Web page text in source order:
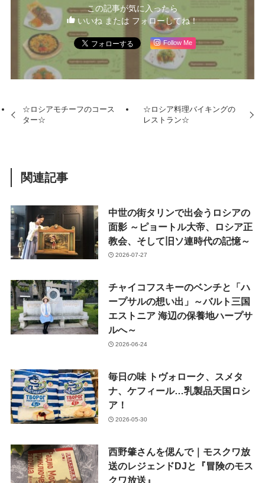
この記事が気に入ったら
いいね または フォローしてね！
Follow Me
☆ロシアモチーフのコース
ター☆
☆ロシア料理バイキングの
レストラン☆
関連記事
中世の街タリンで出会うロシアの
面影 ～ピョートル大帝、ロシア正
教会、そして旧ソ連時代の記憶～
2026-07-27
チャイコフスキーのベンチと「ハ
ープサルの想い出」～バルト三国
エストニア 海辺の保養地ハープサ
ルへ～
2026-06-24
毎日の味 トヴォローク、スメタ
ナ、ケフィール…乳製品天国ロシ
ア！
2026-05-30
西野肇さんを偲んで｜モスクワ放
送のレジェンドDJと『冒険のモス
クワ放送』